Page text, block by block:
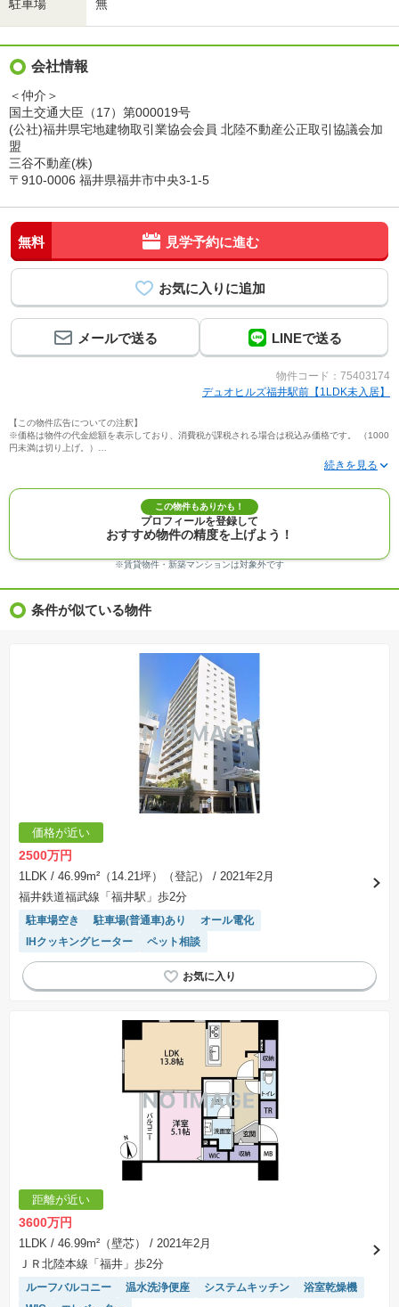
駐車場 無
会社情報
＜仲介＞
国土交通大臣（17）第000019号
(公社)福井県宅地建物取引業協会会員 北陸不動産公正取引協議会加
盟
三谷不動産(株)
〒910-0006 福井県福井市中央3-1-5
無料 見学予約に進む
メールで送る LINEで送る
物件コード：75403174
デュオヒルズ福井駅前【1LDK未入居】
【この物件広告についての注釈】
※価格は物件の代金総額を表示しており、消費税が課税される場合は税込み価格です。 （1000
円未満は切り上げ。）
※写真に写っている、またはパース（絵）や間取り図に描かれている家具や車などは、特にコ
※建築条件付き土地価格には、建物価格は含まれません。
※物件情報は、原則として情報提供日の２日前に最終確認した情報です。
※完成予想図はいずれも外構、植栽、外観等実際のものとは多少異なることがあります。
※モデルルーム・モデルハウス・展示場・ショールームの画像の場合、今回販売の物件と異な
※ＣＧ合成の画像の場合、実際とは多少異なる場合があります。
※物件特徴：販売戸数が複数の物件は、全ての住戸に該当しない項目もあります。
※価格更新：物件価格が変更された日から１週間表示されます。
※建築条件土地の情報内に掲載されている、建物プラン例は、土地購入者の設計プランの参考
の一例であって、プランの採用可否は任意です。
※土地（建築条件なし）で「建物プラン例」が表記してある時、そのプラン例は特定の建築請
負会社によるもので、当該建築請負会社以外で建てた場合、同様のものが同価格で建てられる
とは限りません。また建築請負会社を特定するものではありません。
※建築条件付き土地とは、その土地に建築する建物の建築請負契約が、一定期間内に成立する
ことを条件として売買される土地のことをいいます。建築請負契約成立に向けて設計プランを
協議するため、土地購入者が自己の希望する建物の設計協議をするために必要な相当の期間の
交渉期間が設定され、その期間内で希望を満たすプランが実現できたかどうかにより結論を出
します。なお、この期間は概ね3ヶ月程度とされています。納得のいくプランが出来ず、建築請
負契約が成立しない場合、土地売買契約は白紙に戻り、土地契約にかかった代金（土地代金、
手付金など）は名目のいかんに関わらず、全て返却されます。
※課税対象物件の「価格」や「費用等」は消費税込みの「総額表示」で統一しています。
※「本体価格」とは、課税対象物件においては「消費税を除いた建物価格」と「土地価格」の
合計額を指します。
表示されておりません。
※取引にかかる費用：物件の契約手続き、決済、引き渡し時にかかる費用を表示しています。
不動産会社によって表記有無が異なるため、ご自身で十分な確認をしていただくようにお願い
いたします。
場合があります。
この物件もありかも！
プロフィールを登録して
おすすめ物件の精度を上げよう！
※賃貸物件・新築マンションは対象外です
条件が似ている物件
価格が近い
2500万円
1LDK / 46.99m²（14.21坪）（登記）
/ 2021年2月
福井鉄道福武線「福井駅」歩2分
駐車場空き 駐車場(普通車)あり
オール電化
IHクッキングヒーター
ペット相談
距離が近い
3600万円
1LDK / 46.99m²（壁芯）
/ 2021年2月
ＪＲ北陸本線「福井」歩2分
ルーフバルコニー 温水洗浄便座 システムキッチン
浴室乾燥機